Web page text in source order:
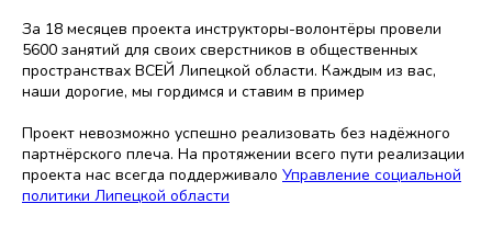
За 18 месяцев проекта инструкторы-волонтёры провели
5600 занятий для своих сверстников в общественных
пространствах ВСЕЙ Липецкой области. Каждым из вас,
наши дорогие, мы гордимся и ставим в пример
Проект невозможно успешно реализовать без надёжного
партнёрского плеча. На протяжении всего пути реализации
проекта нас всегда поддерживало Управление социальной
политики Липецкой области